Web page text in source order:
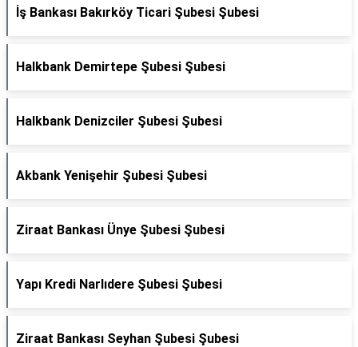
İş Bankası Bakırköy Ticari Şubesi Şubesi
Halkbank Demirtepe Şubesi Şubesi
Halkbank Denizciler Şubesi Şubesi
Akbank Yenişehir Şubesi Şubesi
Ziraat Bankası Ünye Şubesi Şubesi
Yapı Kredi Narlıdere Şubesi Şubesi
Ziraat Bankası Seyhan Şubesi Şubesi